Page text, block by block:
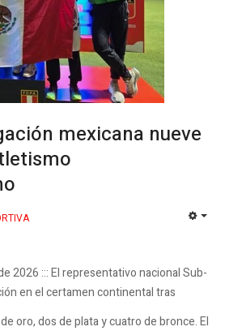
mexicana nueve
2026 ::: El representativo nacional Sub-
en el certamen continental tras
oro, dos de plata y cuatro de bronce. El